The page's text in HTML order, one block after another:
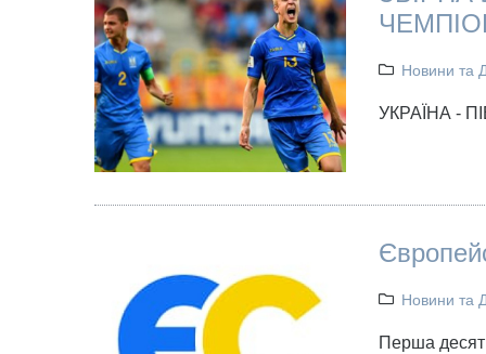
Новини та
УКРАЇНА -
Новини та
Перша